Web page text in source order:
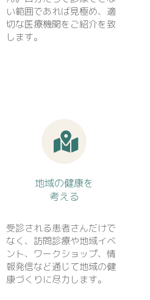
い範囲であれば見極め、適
切な医療機関をご紹介を致
します。
地域の健康を
考える
受診される患者さんだけで
なく、訪問診療や地域イベ
ント、ワークショップ、情
報発信など通じて地域の健
康づくりに尽力します。